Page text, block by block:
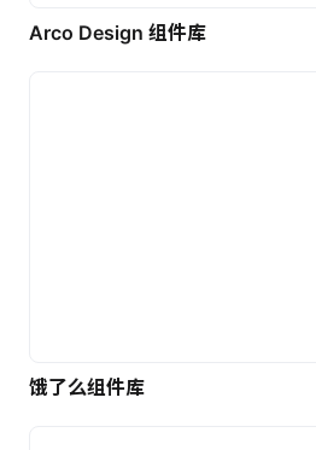
Arco Design 组件库
饿了么组件库